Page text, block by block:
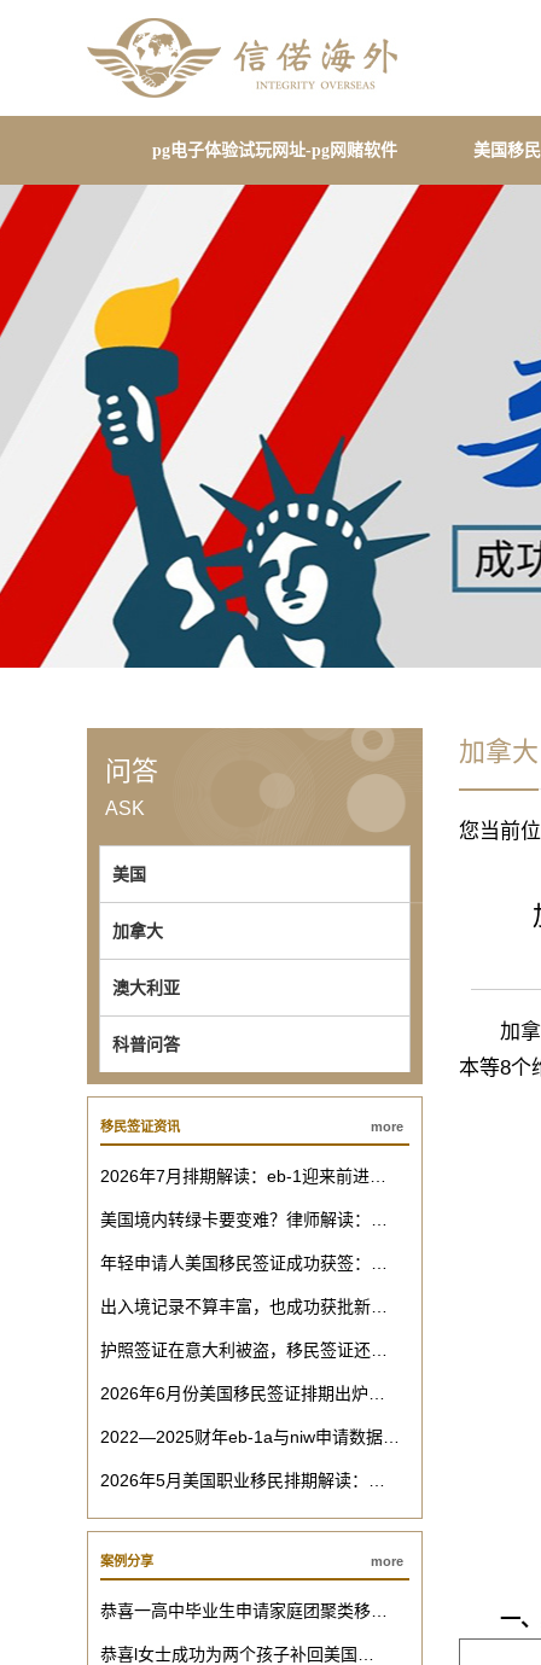
pg电子体验试玩网址-pg网赌软件 美国移民
问答
ASK
美国
加拿大
澳大利亚
科普问答
移民签证资讯 more
2026年7月排期解读：eb-1迎来前进…
美国境内转绿卡要变难？律师解读：…
年轻申请人美国移民签证成功获签：…
出入境记录不算丰富，也成功获批新…
护照签证在意大利被盗，移民签证还…
2026年6月份美国移民签证排期出炉…
2022—2025财年eb-1a与niw申请数据…
2026年5月美国职业移民排期解读：…
案例分享 more
恭喜一高中毕业生申请家庭团聚类移…
恭喜l女士成功为两个孩子补回美国…
加拿大
您当前位
加拿大
本等8个
一